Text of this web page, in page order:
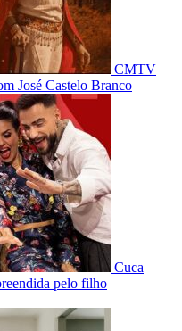
CMTV
José Castelo Branco
Cuca
pelo filho